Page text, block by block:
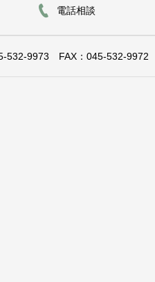
電話相談
532-9973 FAX：045-532-9972